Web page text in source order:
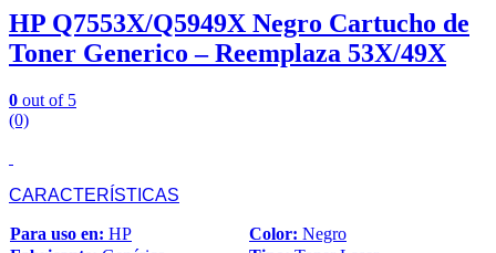
HP Q7553X/Q5949X Negro Cartucho de
Toner Generico – Reemplaza 53X/49X
0 out of 5
(0)
CARACTERÍSTICAS
Para uso en: HP Color: Negro